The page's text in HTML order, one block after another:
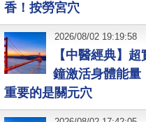
香！按勞宮穴
【中醫經典】
鐘激活身體能量
重要的是關元穴
2026/08/02 19:19:58